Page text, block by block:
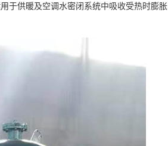
于供暖及空调水密闭系统中吸收受热时膨胀